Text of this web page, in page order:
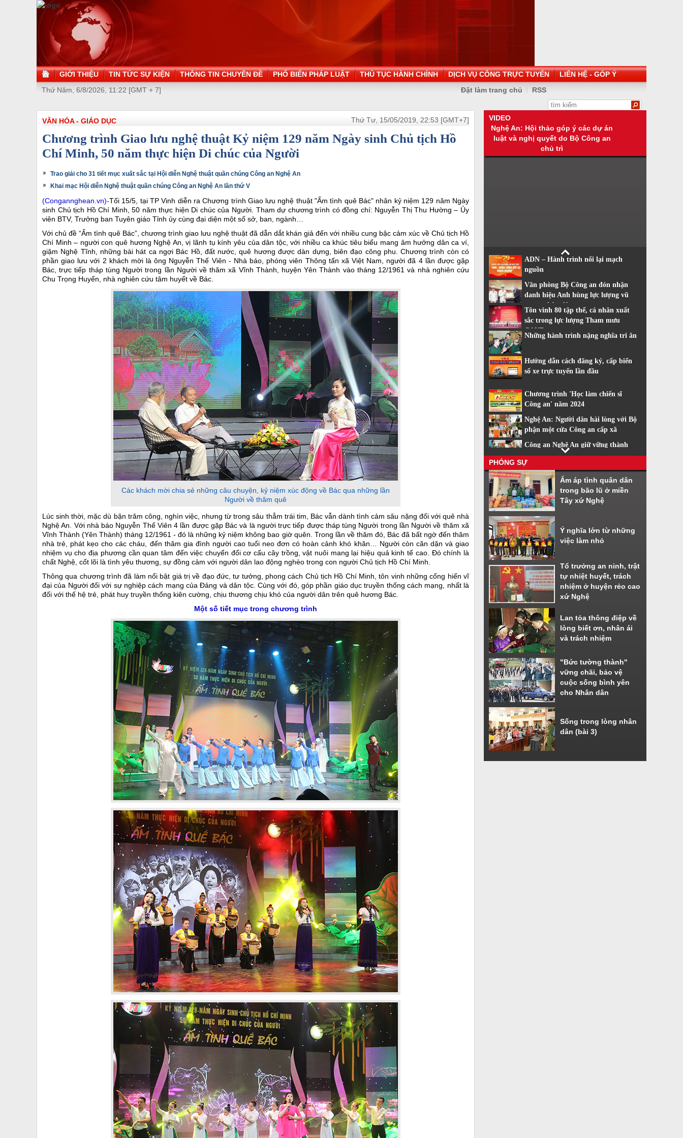
GIỚI THIỆU TIN TỨC SỰ KIỆN THÔNG TIN CHUYÊN ĐỀ PHỔ BIẾN PHÁP LUẬT THỦ TỤC HÀNH CHÍNH DỊCH VỤ CÔNG TRỰC TUYẾN
LIÊN HỆ - GÓP Ý
Thứ Năm, 6/8/2026, 11:22 [GMT + 7]
Đặt làm trang chủ RSS
VĂN HÓA - GIÁO DỤC Thứ Tư, 15/05/2019, 22:53 [GMT+7]
Chương trình Giao lưu nghệ thuật Kỷ niệm 129 năm Ngày sinh Chủ tịch Hồ
Chí Minh, 50 năm thực hiện Di chúc của Người
Trao giải cho 31 tiết mục xuất sắc tại Hội diễn Nghệ thuật quần chúng Công an Nghệ An
Khai mạc Hội diễn Nghệ thuật quần chúng Công an Nghệ An lần thứ V
(Congannghean.vn)-Tối 15/5, tại TP Vinh diễn ra Chương trình Giao lưu nghệ thuật "Ấm tình quê Bác" nhân kỷ niệm 129 năm Ngày
sinh Chủ tịch Hồ Chí Minh, 50 năm thực hiện Di chúc của Người. Tham dự chương trình có đồng chí: Nguyễn Thị Thu Hường – Ủy
viên BTV, Trưởng ban Tuyên giáo Tỉnh ủy cùng đại diện một số sở, ban, ngành…
Với chủ đề “Ấm tình quê Bác”, chương trình giao lưu nghệ thuật đã dẫn dắt khán giả đến với nhiều cung bậc cảm xúc về Chủ tịch Hồ
Chí Minh – người con quê hương Nghệ An, vị lãnh tụ kính yêu của dân tộc, với nhiều ca khúc tiêu biểu mang âm hưởng dân ca ví,
giặm Nghệ Tĩnh, những bài hát ca ngợi Bác Hồ, đất nước, quê hương được dàn dựng, biên đạo công phu. Chương trình còn có
phần giao lưu với 2 khách mời là ông Nguyễn Thế Viên - Nhà báo, phóng viên Thông tấn xã Việt Nam, người đã 4 lần được gặp
Bác, trực tiếp tháp tùng Người trong lần Người về thăm xã Vĩnh Thành, huyện Yên Thành vào tháng 12/1961 và nhà nghiên cứu
Chu Trọng Huyến, nhà nghiên cứu tâm huyết về Bác.
Các khách mời chia sẻ những câu chuyện, kỷ niệm xúc động về Bác qua những lần
Người về thăm quê
Lúc sinh thời, mặc dù bận trăm công, nghìn việc, nhưng từ trong sâu thẳm trái tim, Bác vẫn dành tình cảm sâu nặng đối với quê nhà
Nghệ An. Với nhà báo Nguyễn Thế Viên 4 lần được gặp Bác và là người trực tiếp được tháp tùng Người trong lần Người về thăm xã
Vĩnh Thành (Yên Thành) tháng 12/1961 - đó là những kỷ niệm không bao giờ quên. Trong lần về thăm đó, Bác đã bất ngờ đến thăm
nhà trẻ, phát kẹo cho các cháu, đến thăm gia đình người cao tuổi neo đơn có hoàn cảnh khó khăn… Người còn căn dặn và giao
nhiệm vụ cho địa phương cần quan tâm đến việc chuyển đổi cơ cấu cây trồng, vật nuôi mang lại hiệu quả kinh tế cao. Đó chính là
chất Nghệ, cốt lõi là tình yêu thương, sự đồng cảm với người dân lao động nghèo trong con người Chủ tịch Hồ Chí Minh.
Thông qua chương trình đã làm nổi bật giá trị về đạo đức, tư tưởng, phong cách Chủ tịch Hồ Chí Minh, tôn vinh những cống hiến vĩ
đại của Người đối với sự nghiệp cách mạng của Đảng và dân tộc. Cùng với đó, góp phần giáo dục truyền thống cách mạng, nhất là
đối với thế hệ trẻ, phát huy truyền thống kiên cường, chịu thương chịu khó của người dân trên quê hương Bác.
Một số tiết mục trong chương trình
VIDEO
Nghệ An: Hội thảo góp ý các dự án
luật và nghị quyết do Bộ Công an
chủ trì
ADN – Hành trình nối lại mạch
nguồn
Văn phòng Bộ Công an đón nhận
danh hiệu Anh hùng lực lượng vũ
trang nhân dân
Tôn vinh 80 tập thể, cá nhân xuất
sắc trong lực lượng Tham mưu
CAND
Những hành trình nặng nghĩa tri ân
Hướng dẫn cách đăng ký, cấp biển
số xe trực tuyến lần đầu
Chương trình 'Học làm chiến sĩ
Công an' năm 2024
Nghệ An: Người dân hài lòng với Bộ
phận một cửa Công an cấp xã
Công an Nghệ An giữ vững thành
tích dẫn đầu về cải cách hành chính
Nhiều tiện ích khi sử dụng phần
mềm VNeiD
Cách đăng ký tài khoản định danh
điện tử
PHÓNG SỰ
Ấm áp tình quân dân
trong bão lũ ở miền
Tây xứ Nghệ
Ý nghĩa lớn từ những
việc làm nhỏ
Tổ trưởng an ninh, trật
tự nhiệt huyết, trách
nhiệm ở huyện rẻo cao
xứ Nghệ
Lan tỏa thông điệp về
lòng biết ơn, nhân ái
và trách nhiệm
"Bức tường thành"
vững chãi, bảo vệ
cuộc sống bình yên
cho Nhân dân
Sống trong lòng nhân
dân (bài 3)